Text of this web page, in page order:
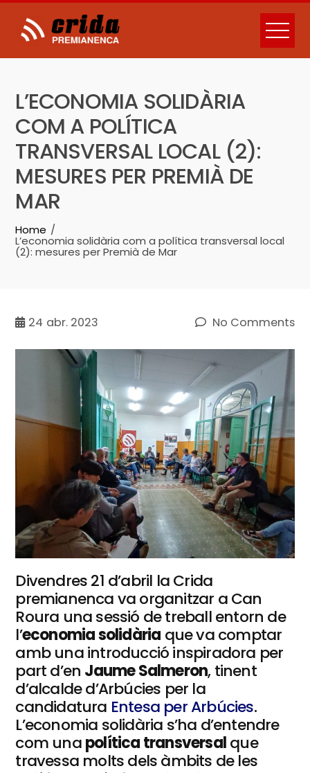
Skip
content
L’ECONOMIA SOLIDÀRIA
COM A POLÍTICA
TRANSVERSAL LOCAL (2):
MESURES PER PREMIÀ DE
MAR
Home
L’economia solidària com a política transversal local
(2): mesures per Premià de Mar
24 abr. 2023 No Comments
Divendres 21 d’abril la Crida
premianenca va organitzar a Can
Roura una sessió de treball entorn de
l’economia solidària que va comptar
amb una introducció inspiradora per
part d’en Jaume Salmeron, tinent
d’alcalde d’Arbúcies per la
candidatura Entesa per Arbúcies.
L’economia solidària s’ha d’entendre
com unapolítica transversalque
travessa molts dels àmbits de les